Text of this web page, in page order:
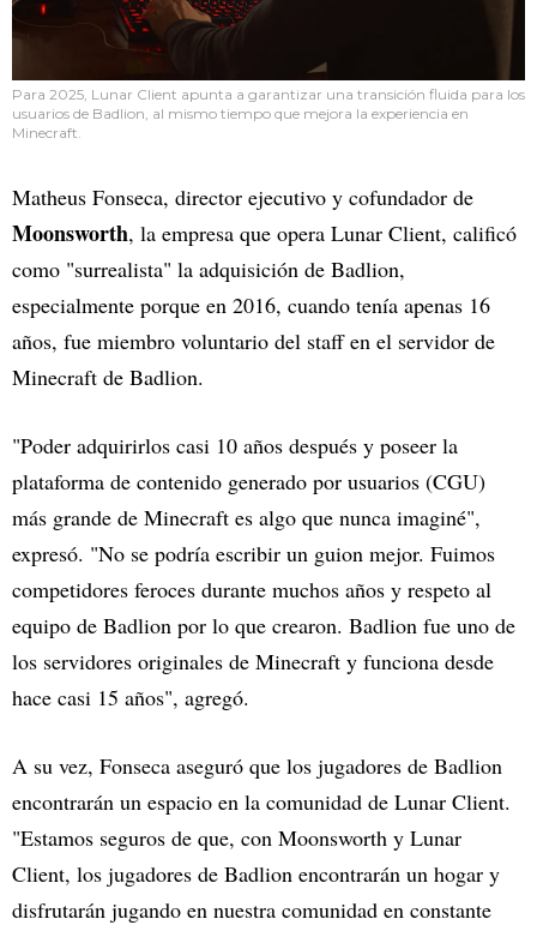
Para 2025, Lunar Client apunta a garantizar una transición fluida para los
usuarios de Badlion, al mismo tiempo que mejora la experiencia en
Minecraft.
Matheus Fonseca, director ejecutivo y cofundador de
Moonsworth, la empresa que opera Lunar Client, calificó
como "surrealista" la adquisición de Badlion,
especialmente porque en 2016, cuando tenía apenas 16
años, fue miembro voluntario del staff en el servidor de
Minecraft de Badlion.
"Poder adquirirlos casi 10 años después y poseer la
plataforma de contenido generado por usuarios (CGU)
más grande de Minecraft es algo que nunca imaginé",
expresó. "No se podría escribir un guion mejor. Fuimos
competidores feroces durante muchos años y respeto al
equipo de Badlion por lo que crearon. Badlion fue uno de
los servidores originales de Minecraft y funciona desde
hace casi 15 años", agregó.
A su vez, Fonseca aseguró que los jugadores de Badlion
encontrarán un espacio en la comunidad de Lunar Client.
"Estamos seguros de que, con Moonsworth y Lunar
Client, los jugadores de Badlion encontrarán un hogar y
disfrutarán jugando en nuestra comunidad en constante